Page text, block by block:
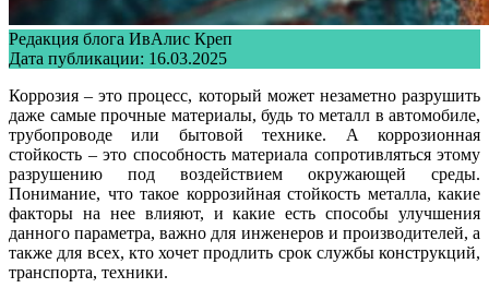
Редакция блога ИвАлис Креп
Дата публикации: 16.03.2025
Коррозия – это процесс, который может незаметно разрушить
даже самые прочные материалы, будь то металл в автомобиле,
трубопроводе или бытовой технике. А коррозионная
стойкость – это способность материала сопротивляться этому
разрушению под воздействием окружающей среды.
Понимание, что такое коррозийная стойкость металла, какие
факторы на нее влияют, и какие есть способы улучшения
данного параметра, важно для инженеров и производителей, а
также для всех, кто хочет продлить срок службы конструкций,
транспорта, техники.